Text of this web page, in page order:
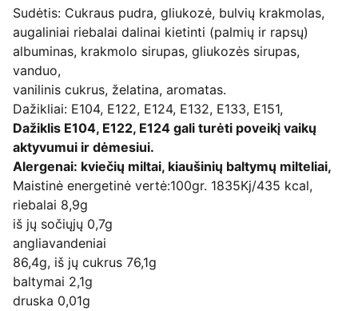
Sudėtis: Cukraus pudra, gliukozė, bulvių krakmolas,
augaliniai riebalai dalinai kietinti (palmių ir rapsų)
albuminas, krakmolo sirupas, gliukozės sirupas,
vanduo,
vanilinis cukrus, želatina, aromatas.
Dažikliai: E104, E122, E124, E132, E133, E151,
Dažiklis E104, E122, E124 gali turėti poveikį vaikų
aktyvumui ir dėmesiui.
Alergenai: kviečių miltai, kiaušinių baltymų milteliai,
Maistinė energetinė vertė:100gr. 1835Kj/435 kcal,
riebalai 8,9g
iš jų sočiųjų 0,7g
angliavandeniai
86,4g, iš jų cukrus 76,1g
baltymai 2,1g
druska 0,01g